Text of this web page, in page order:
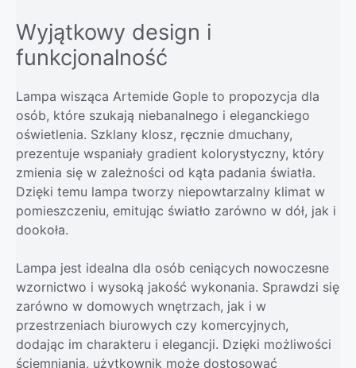
Wyjątkowy design i
funkcjonalność
Lampa wisząca Artemide Gople to propozycja dla
osób, które szukają niebanalnego i eleganckiego
oświetlenia. Szklany klosz, ręcznie dmuchany,
prezentuje wspaniały gradient kolorystyczny, który
zmienia się w zależności od kąta padania światła.
Dzięki temu lampa tworzy niepowtarzalny klimat w
pomieszczeniu, emitując światło zarówno w dół, jak i
dookoła.
Lampa jest idealna dla osób ceniących nowoczesne
wzornictwo i wysoką jakość wykonania. Sprawdzi się
zarówno w domowych wnętrzach, jak i w
przestrzeniach biurowych czy komercyjnych,
dodając im charakteru i elegancji. Dzięki możliwości
ściemniania, użytkownik może dostosować